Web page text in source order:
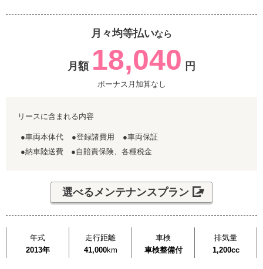
月々均等払いなら
月額 18,040 円
ボーナス月加算なし
リースに含まれる内容
●車両本体代 ●登録諸費用
●車両保証
●納車陸送費 ●自賠責保険、各種税金
選べるメンテナンスプラン
年式
2013年
走行距離
41,000km
車検
車検整備付
排気量
1,200cc